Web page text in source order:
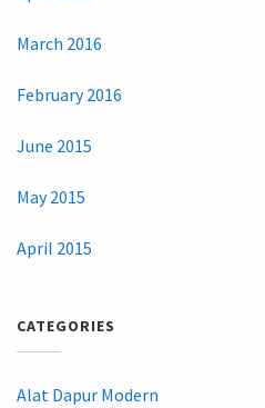
March 2016
February 2016
June 2015
May 2015
April 2015
CATEGORIES
Alat Dapur Modern